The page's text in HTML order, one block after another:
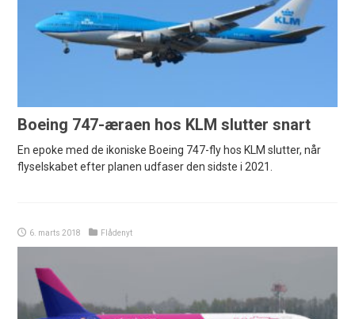
Boeing 747-æraen hos KLM slutter snart
En epoke med de ikoniske Boeing 747-fly hos KLM slutter, når
flyselskabet efter planen udfaser den sidste i 2021.
6. marts 2018 Flådenyt